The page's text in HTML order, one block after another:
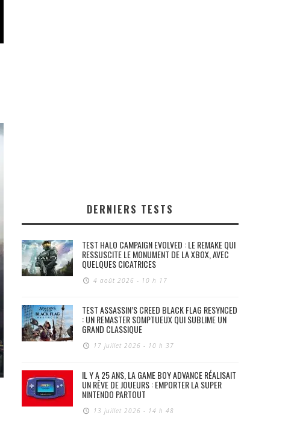
DERNIERS TESTS
TEST HALO CAMPAIGN EVOLVED : LE REMAKE QUI
RESSUSCITE LE MONUMENT DE LA XBOX, AVEC
QUELQUES CICATRICES
4 août 2026 - 10 h 17
TEST ASSASSIN’S CREED BLACK FLAG RESYNCED
: UN REMASTER SOMPTUEUX QUI SUBLIME UN
GRAND CLASSIQUE
17 juillet 2026 - 10 h 37
IL Y A 25 ANS, LA GAME BOY ADVANCE RÉALISAIT
UN RÊVE DE JOUEURS : EMPORTER LA SUPER
NINTENDO PARTOUT
13 juillet 2026 - 14 h 48